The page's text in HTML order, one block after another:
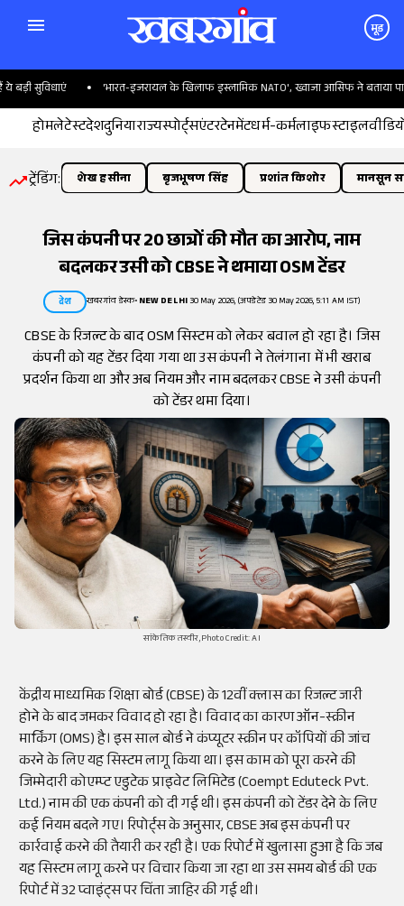
मूड
सुविधाएं 'भारत-इजरायल के खिलाफ इस्लामिक NATO', ख्वाजा आसिफ ने बताया
होमलेटेस्टदेशदुनियाराज्यस्पोर्ट्सएंटरटेनमेंटधर्म-कर्मलाइफस्टाइल
ट्रेंडिंग: शेख हसीना बृजभूषण सिंह प्रशांत किशोर मानसून
जिस कंपनी पर 20 छात्रों की मौत का आरोप, नाम
बदलकर उसी को CBSE ने थमाया OSM टेंडर
देश खबरगांव डेस्क•NEW DELHI30 May 2026, (अपडेटेड 30 May 2026, 5:11 AM IST)
CBSE के रिजल्ट के बाद OSM सिस्टम को लेकर बवाल हो रहा है। जिस
कंपनी को यह टेंडर दिया गया था उस कंपनी ने तेलंगाना में भी खराब
प्रदर्शन किया था और अब नियम और नाम बदलकर CBSE ने उसी कंपनी
को टेंडर थमा दिया।
सांकेतिक तस्वीर,Photo Credit: AI
केंद्रीय माध्यमिक शिक्षा बोर्ड (CBSE) के 12वीं क्लास का रिजल्ट जारी
होने के बाद जमकर विवाद हो रहा है। विवाद का कारण ऑन-स्क्रीन
मार्किंग (OMS) है। इस साल बोर्ड ने कंप्यूटर स्क्रीन पर कॉपियों की जांच
करने के लिए यह सिस्टम लागू किया था। इस काम को पूरा करने की
जिम्मेदारी कोएम्प्ट एडुटेक प्राइवेट लिमिटेड (Coempt Eduteck Pvt.
Ltd.) नाम की एक कंपनी को दी गई थी। इस कंपनी को टेंडर देने के लिए
कई नियम बदले गए। रिपोर्ट्स के अनुसार, CBSE अब इस कंपनी पर
कार्रवाई करने की तैयारी कर रही है। एक रिपोर्ट में खुलासा हुआ है कि जब
यह सिस्टम लागू करने पर विचार किया जा रहा था उस समय बोर्ड की एक
रिपोर्ट में 32 प्वाइंट्स पर चिंता जाहिर की गई थी।